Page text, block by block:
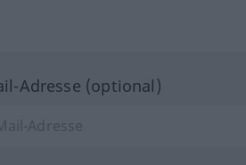
Adresse (optional)